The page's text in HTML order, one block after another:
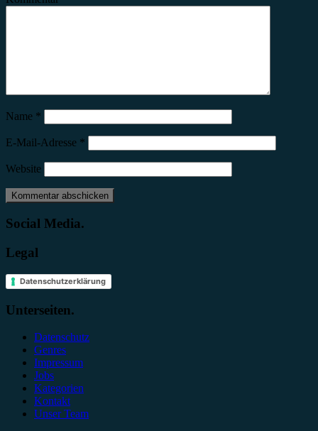
Name *
E-Mail-Adresse *
Website
Social Media.
Legal
Datenschutzerklärung
Unterseiten.
Datenschutz
Genres
Impressum
Jobs
Kategorien
Kontakt
Unser Team